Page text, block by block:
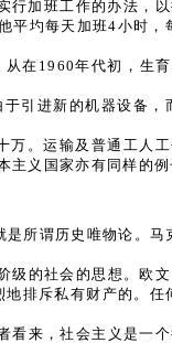
加班工作的办法，
圴每天加班4小时
在1960年代初，生
引进新的机器设备
。运输及普通工人
义国家亦有同样的例
所谓历史唯物论。
的社会的思想。欧
排斥私有财产的。
来，社会主义是一